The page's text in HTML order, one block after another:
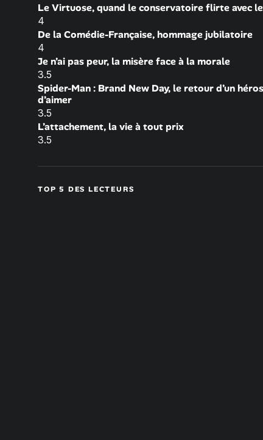
Le Virtuose, quand le conservatoire flirte avec
4
De la Comédie-Française, hommage jubilatoire
4
Je n’ai pas peur, la misère face à la morale
3.5
Spider-Man : Brand New Day, le retour d’un
d’aimer
3.5
L’attachement, la vie à tout prix
3.5
TOP 5 DES LECTEURS